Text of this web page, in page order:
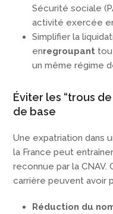
Sécurité sociale
activité exercée
Simplifier la
enregroupant
un même régime
Éviter les “trous
de base
Une expatriation dans
la France peut
reconnue par la CNAV.
carrière peuvent avoir
Réduction du